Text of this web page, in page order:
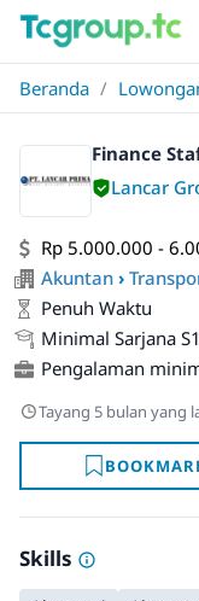
Beranda /
Finance
Lancar
Rp 5.000.000 -
Akuntan ›
Penuh Waktu
Minimal Sarjana S1
Pengalaman
Tayang 5 bulan yang
Skills